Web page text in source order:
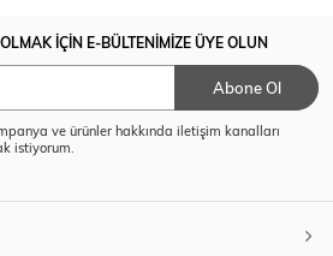
İÇİN E-BÜLTENİMİZE ÜYE OLUN
Abone Ol
ve ürünler hakkında iletişim kanalları
istiyorum.